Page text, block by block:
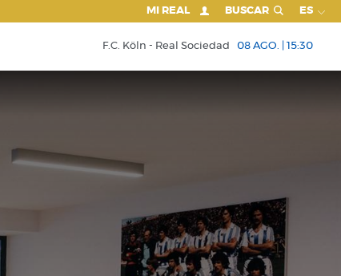
MI REAL BUSCAR ES
F.C. Köln Real Sociedad 08 AGO. | 15:30